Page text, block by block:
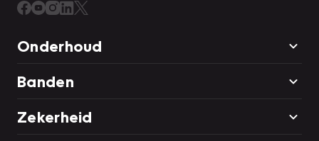
Onderhoud
Banden
Zekerheid